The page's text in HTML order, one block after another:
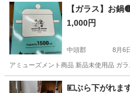
沖縄 那覇市 工場
【ガラス】お鍋
1,000円
中頭郡 8月6
アミューズメント商品 新品未使用品 ガ
沖縄 中頭郡 調理器具 新品
💴ぶら下がれま